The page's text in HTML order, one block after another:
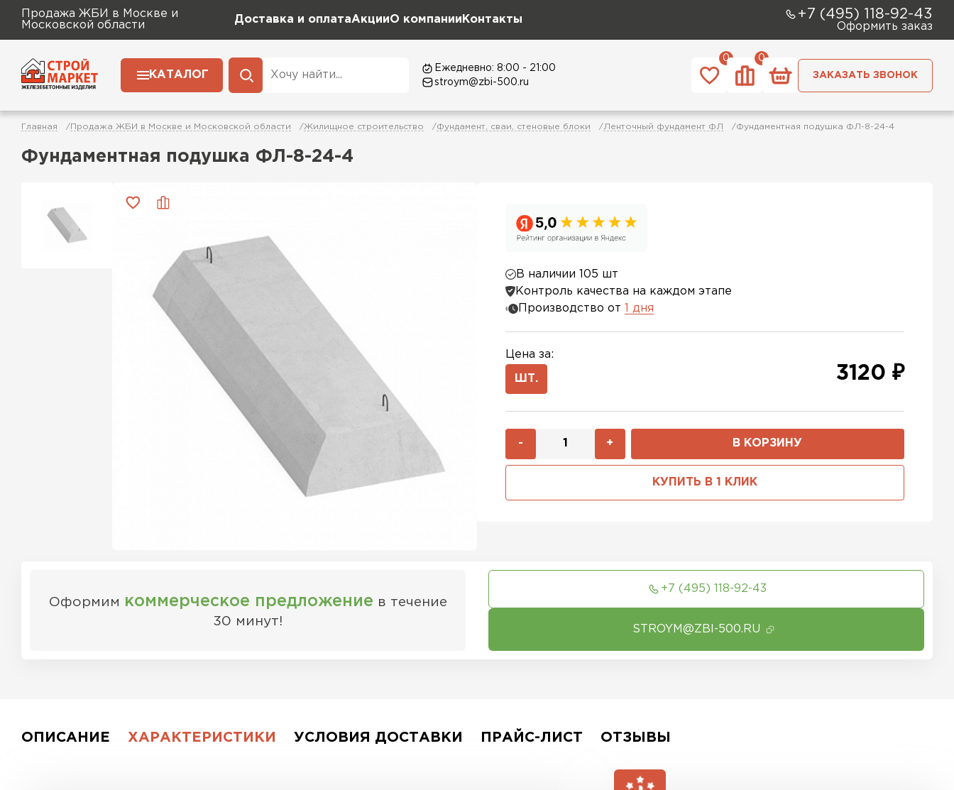
Продажа ЖБИ в Москве и
Московской области
Доставка и оплатаАкцииО компании Контакты +7 (495) 118-92-43
Оформить заказ
КАТАЛОГ
Ежедневно: 8:00 - 21:00
stroym@zbi-500.ru
0
0
ЗАКАЗАТЬ ЗВОНОК
Главная Продажа ЖБИ в Москве и Московской области Жилищное строительство Фундамент, сваи, стеновые блоки Ленточный фундамент ФЛ Фундаментная подушка ФЛ-8-24-4
Фундаментная подушка ФЛ-8-24-4
В наличии 105 шт
Контроль качества на каждом этапе
Производство от
1 дня
Цена за:
ШТ. 3120 ₽
- + В КОРЗИНУ
КУПИТЬ В 1 КЛИК
Оформим коммерческое предложение в течение
30 минут!
+7 (495) 118-92-43
STROYM@ZBI-500.RU
ОПИСАНИЕ ХАРАКТЕРИСТИКИ УСЛОВИЯ ДОСТАВКИ ПРАЙС-ЛИСТ ОТЗЫВЫ